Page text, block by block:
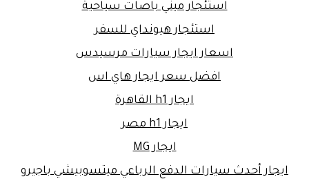
استئجار ميني باصات سياحية
استئجار هيونداي للسفر
اسعار ايجار سيارات مرسيدس
افضل سعر ايجار هاي اس
ايجار h1 القاهرة
ايجار h1 مصر
ايجار MG
ايجار أحدث سيارات الدفع الرباعي ميتسوبيشي باجيرو